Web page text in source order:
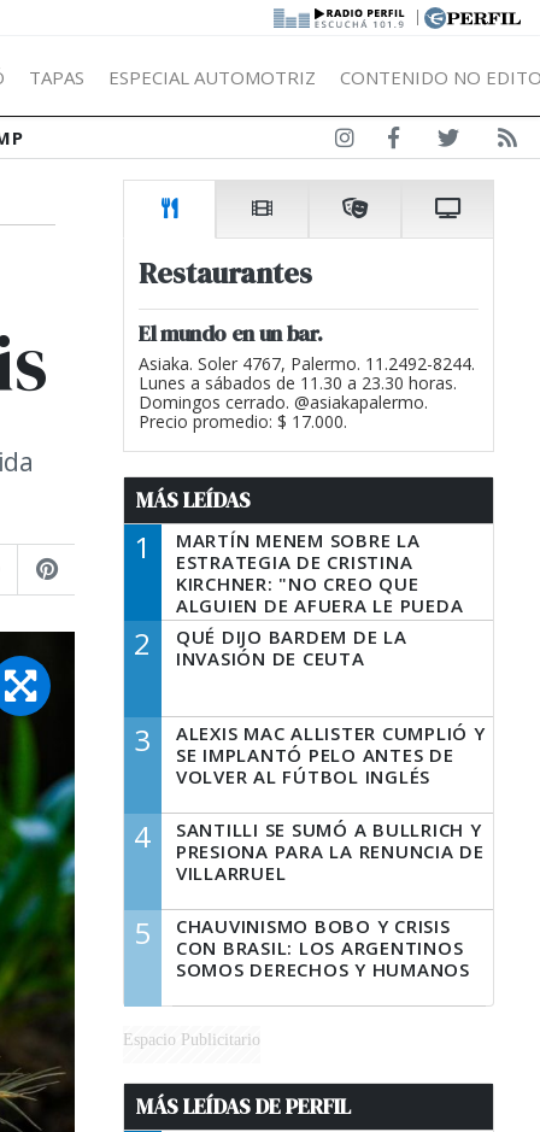
|
TAPAS ESPECIAL AUTOMOTRIZ CONTENIDO NO
Restaurantes
El mundo en un bar.
Asiaka. Soler 4767, Palermo. 11.2492-8244.
Lunes a sábados de 11.30 a 23.30 horas.
Domingos cerrado. @asiakapalermo.
Precio promedio: $ 17.000.
MÁS LEÍDAS
1
MARTÍN MENEM SOBRE LA
ESTRATEGIA DE CRISTINA
KIRCHNER: "NO CREO QUE
ALGUIEN DE AFUERA LE PUEDA
DECIR A LA JUSTICIA LO QUE
TIENE QUE HACER"
2
QUÉ DIJO BARDEM DE LA
INVASIÓN DE CEUTA
3
ALEXIS MAC ALLISTER CUMPLIÓ Y
SE IMPLANTÓ PELO ANTES DE
VOLVER AL FÚTBOL INGLÉS
4
SANTILLI SE SUMÓ A BULLRICH Y
PRESIONA PARA LA RENUNCIA DE
VILLARRUEL
5
CHAUVINISMO BOBO Y CRISIS
CON BRASIL: LOS ARGENTINOS
SOMOS DERECHOS Y HUMANOS
Espacio Publicitario
MÁS LEÍDAS DE PERFIL